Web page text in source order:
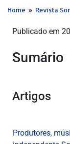
Home » Revista
Publicado em
Sumário
Artigos
Produtores,